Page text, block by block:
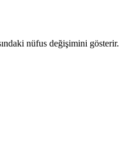
nüfus değişimini gösterir.